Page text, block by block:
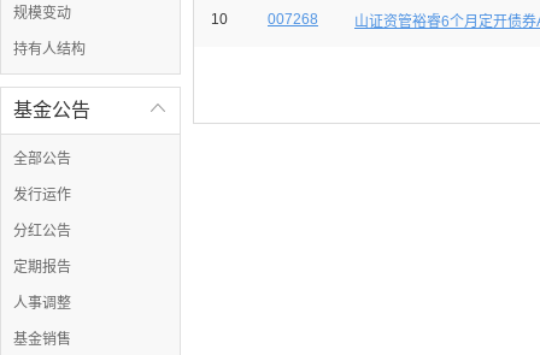
规模变动
持有人结构

基金公告
全部公告
发行运作
分红公告
定期报告
人事调整
基金销售
10 007268 山证资管裕睿6个月定开债券